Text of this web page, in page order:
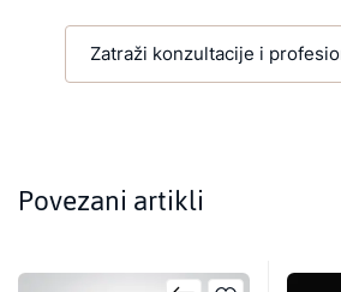
Zatraži konzultacije i
Povezani artikli